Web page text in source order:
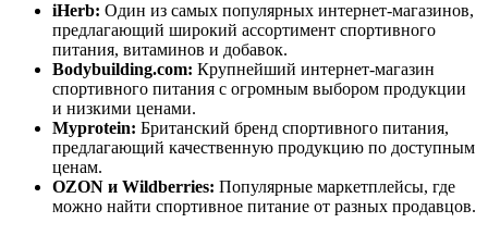
iHerb: Один из самых популярных интернет-магазинов,
предлагающий широкий ассортимент спортивного
питания, витаминов и добавок.
Bodybuilding.com: Крупнейший интернет-магазин
спортивного питания с огромным выбором продукции
и низкими ценами.
Myprotein: Британский бренд спортивного питания,
предлагающий качественную продукцию по доступным
ценам.
OZON и Wildberries: Популярные маркетплейсы, где
можно найти спортивное питание от разных продавцов.